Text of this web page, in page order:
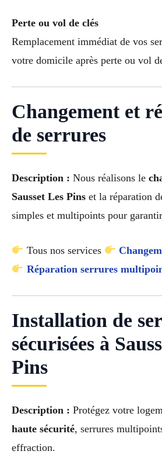
Perte ou vol de clés
Remplacement immédiat de vos
votre domicile après perte ou vol
Changement et
de serrures
Description : Nous réalisons le
Sausset Les Pins et la réparation
simples et multipoints pour
Tous nos services
Réparation serrures
Installation de
sécurisées à
Pins
Description : Protégez votre
haute sécurité, serrures
effraction.